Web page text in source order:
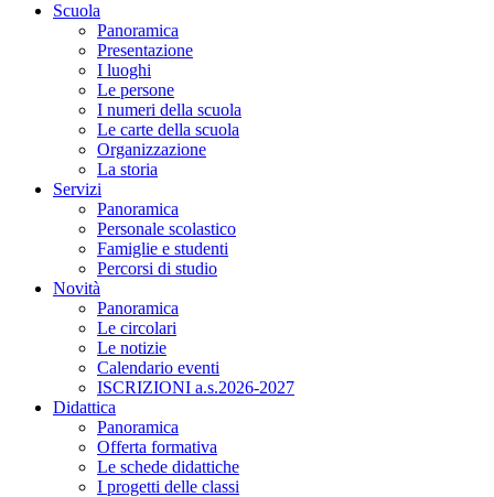
Scuola
Panoramica
Presentazione
I luoghi
Le persone
I numeri della scuola
Le carte della scuola
Organizzazione
La storia
Servizi
Panoramica
Personale scolastico
Famiglie e studenti
Percorsi di studio
Novità
Panoramica
Le circolari
Le notizie
Calendario eventi
ISCRIZIONI a.s.2026-2027
Didattica
Panoramica
Offerta formativa
Le schede didattiche
I progetti delle classi